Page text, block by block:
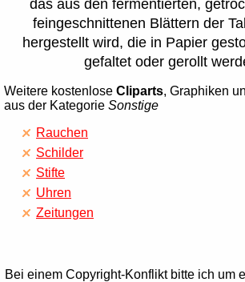
das aus den fermentierten,
feingeschnittenen Blättern der
hergestellt wird, die in Papier
gefaltet oder gerollt
Weitere kostenlose Cliparts, Graphiken
aus der Kategorie Sonstige
Rauchen
Schilder
Stifte
Uhren
Zeitungen
Bei einem Copyright-Konflikt bitte ich um